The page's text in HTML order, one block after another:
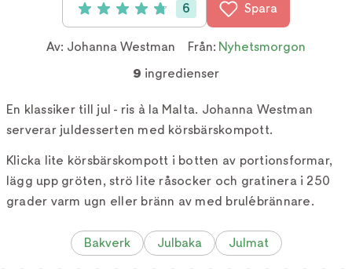
Betyg: 4.8 av 5 (6 röster)
6 Spara
Av: Johanna Westman Från: Nyhetsmorgon
9 ingredienser
En klassiker till jul - ris à la Malta. Johanna Westman
serverar juldesserten med körsbärskompott.
Klicka lite körsbärskompott i botten av portionsformar,
lägg upp gröten, strö lite råsocker och gratinera i 250
grader varm ugn eller bränn av med brulébrännare.
Bakverk Julbaka Julmat